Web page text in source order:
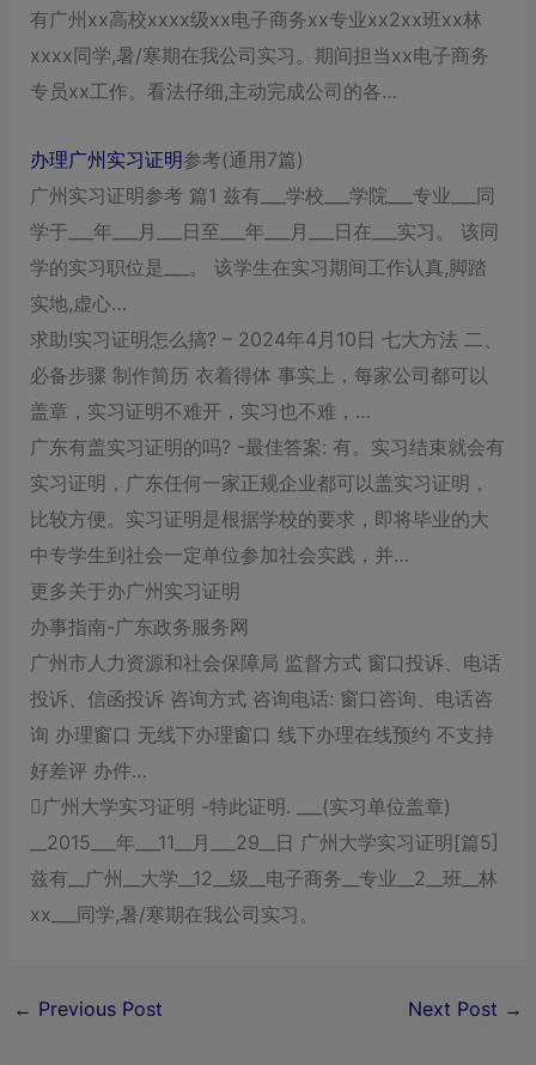
有广州xx高校xxxx级xx电子商务xx专业xx2xx班xx林
xxxx同学,暑/寒期在我公司实习。期间担当xx电子商务
专员xx工作。看法仔细,主动完成公司的各…
办理广州实习证明参考(通用7篇)
广州实习证明参考 篇1 兹有___学校___学院___专业___同
学于___年___月___日至___年___月___日在___实习。 该同
学的实习职位是___。 该学生在实习期间工作认真,脚踏
实地,虚心…
求助!实习证明怎么搞? – 2024年4月10日 七大方法 二、
必备步骤 制作简历 衣着得体 事实上，每家公司都可以
盖章，实习证明不难开，实习也不难，…
广东有盖实习证明的吗? -最佳答案: 有。实习结束就会有
实习证明，广东任何一家正规企业都可以盖实习证明，
比较方便。实习证明是根据学校的要求，即将毕业的大
中专学生到社会一定单位参加社会实践，并…
更多关于办广州实习证明
办事指南-广东政务服务网
广州市人力资源和社会保障局 监督方式 窗口投诉、电话
投诉、信函投诉 咨询方式 咨询电话: 窗口咨询、电话咨
询 办理窗口 无线下办理窗口 线下办理在线预约 不支持
好差评 办件…
广州大学实习证明 -特此证明. ___(实习单位盖章)
__2015___年___11__月___29__日 广州大学实习证明[篇5]
兹有__广州__大学__12__级__电子商务__专业__2__班__林
xx___同学,暑/寒期在我公司实习。
← Previous Post Next Post →